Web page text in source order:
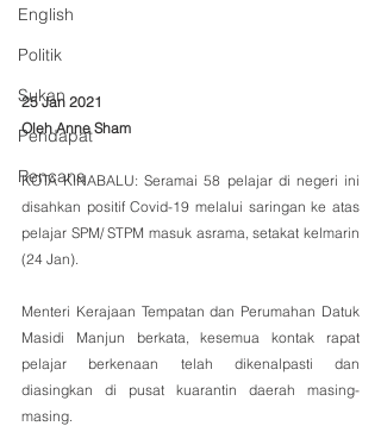
English
Politik
Sukan
Pendapat
Rencana
25 Jan 2021
Oleh Anne Sham
KOTA KINABALU: Seramai 58 pelajar di negeri ini
disahkan positif Covid-19 melalui saringan ke atas
pelajar SPM/ STPM masuk asrama, setakat kelmarin
(24 Jan).
Menteri Kerajaan Tempatan dan Perumahan Datuk
Masidi Manjun berkata, kesemua kontak rapat
pelajar berkenaan telah dikenalpasti dan
diasingkan di pusat kuarantin daerah masing-
masing.